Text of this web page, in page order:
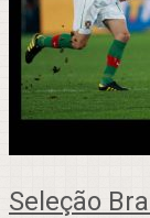
Seleção